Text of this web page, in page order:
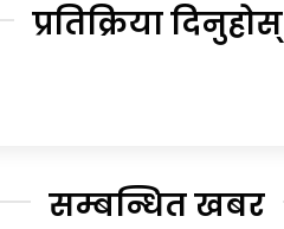
प्रतिक्रिया दिनुहोस्
सम्बन्धित खबर